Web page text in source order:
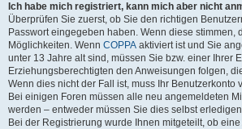
Ich habe mich registriert, kann mich aber nicht
Überprüfen Sie zuerst, ob Sie den richtigen
Passwort eingegeben haben. Wenn diese stimmen,
Möglichkeiten. Wenn COPPA aktiviert ist und Sie
unter 13 Jahre alt sind, müssen Sie bzw. einer Ihrer
Erziehungsberechtigten den Anweisungen folgen,
Wenn dies nicht der Fall ist, muss Ihr Benutzerkonto
Bei einigen Foren müssen alle neu angemeldeten
werden – entweder müssen Sie dies selbst
Bei der Registrierung wurde Ihnen mitgeteilt, ob